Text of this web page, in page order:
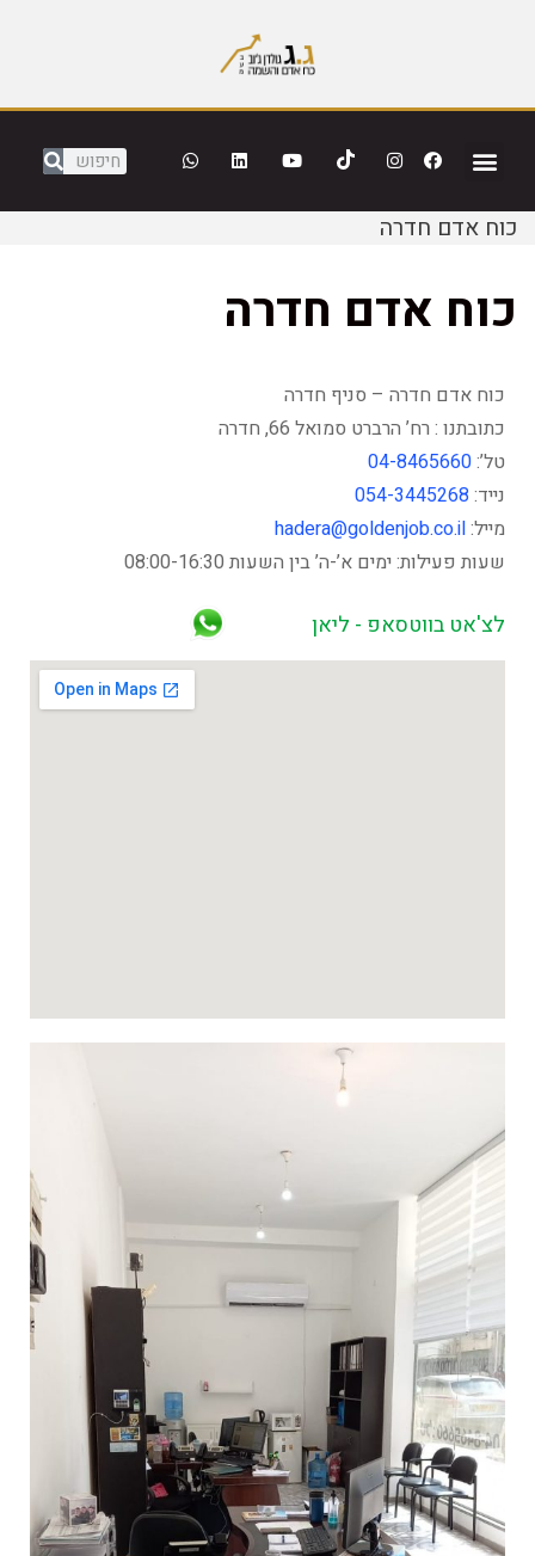
כוח אדם חדרה
כוח אדם חדרה
כוח אדם חדרה – סניף חדרה
כתובתנו : רח’ הרברט סמואל 66, חדרה
טל’:04-8465660
נייד:054-3445268
מייל:hadera@goldenjob.co.il
שעות פעילות: ימים א’-ה’ בין השעות 08:00-16:30
לצ'אט בווטסאפ - ליאן